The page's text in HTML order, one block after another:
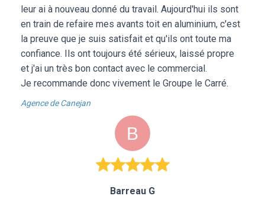
leur ai à nouveau donné du travail. Aujourd'hui ils sont
en train de refaire mes avants toit en aluminium, c'est
la preuve que je suis satisfait et qu'ils ont toute ma
confiance. Ils ont toujours été sérieux, laissé propre
et j'ai un très bon contact avec le commercial.
Je recommande donc vivement le Groupe le Carré.
Agence de Canejan
Barreau G